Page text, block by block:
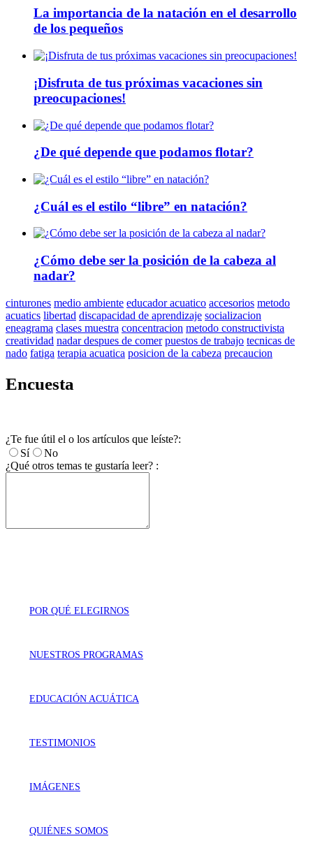
La importancia de la natación en el desarrollo
de los pequeños
¡Disfruta de tus próximas vacaciones sin
preocupaciones!
¿De qué depende que podamos flotar?
¿Cuál es el estilo “libre” en natación?
¿Cómo debe ser la posición de la cabeza al
nadar?
cinturones medio ambiente educador acuatico accesorios metodo
acuatics libertad discapacidad de aprendizaje socializacion
eneagrama clases muestra concentracion metodo constructivista
creatividad nadar despues de comer puestos de trabajo tecnicas de
nado fatiga terapia acuatica posicion de la cabeza precaucion
Encuesta
¿Te fue útil el o los artículos que leíste?:
Sí
No
¿Qué otros temas te gustaría leer? :
POR QUÉ ELEGIRNOS
NUESTROS PROGRAMAS
EDUCACIÓN ACUÁTICA
TESTIMONIOS
IMÁGENES
QUIÉNES SOMOS